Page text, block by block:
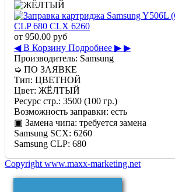
от 950.00 руб
◀ В Корзину Подробнее ▶ ▶
Производитель: Samsung
➭ ПО ЗАЯВКЕ
Тип: ЦВЕТНОЙ
Цвет: ЖЁЛТЫЙ
Ресурс стр.: 3500 (100 гр.)
Возможность заправки: есть
▣ Замена чипа: требуется замена
Samsung SCX: 6260
Samsung CLP: 680
Copyright www.maxx-marketing.net